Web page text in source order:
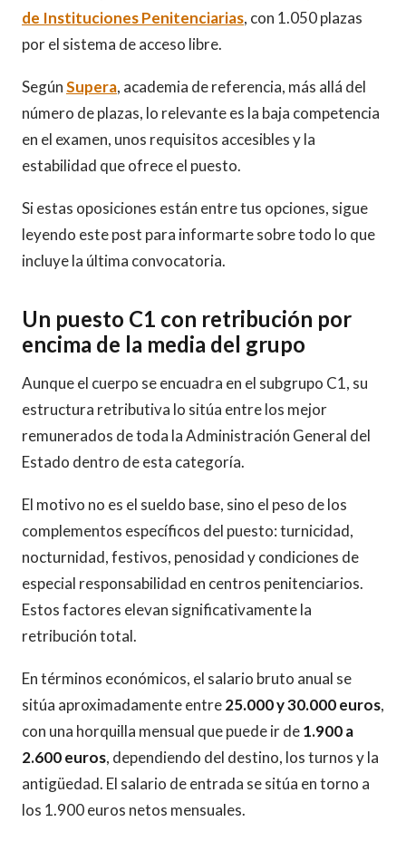
de Instituciones Penitenciarias, con 1.050 plazas
por el sistema de acceso libre.
SegúnSupera, academia de referencia, más allá del
número de plazas, lo relevante es la baja competencia
en el examen, unos requisitos accesibles y la
estabilidad que ofrece el puesto.
Si estas oposiciones están entre tus opciones, sigue
leyendo este post para informarte sobre todo lo que
incluye la última convocatoria.
Un puesto C1 con retribución por
encima de la media del grupo
Aunque el cuerpo se encuadra en el subgrupo C1, su
estructura retributiva lo sitúa entre los mejor
remunerados de toda la Administración General del
Estado dentro de esta categoría.
El motivo no es el sueldo base, sino el peso de los
complementos específicos del puesto: turnicidad,
nocturnidad, festivos, penosidad y condiciones de
especial responsabilidad en centros penitenciarios.
Estos factores elevan significativamente la
retribución total.
En términos económicos, el salario bruto anual se
sitúa aproximadamente entre25.000 y 30.000 euros,
con una horquilla mensual que puede ir de1.900 a
2.600 euros, dependiendo del destino, los turnos y la
antigüedad. El salario de entrada se sitúa en torno a
los 1.900 euros netos mensuales.